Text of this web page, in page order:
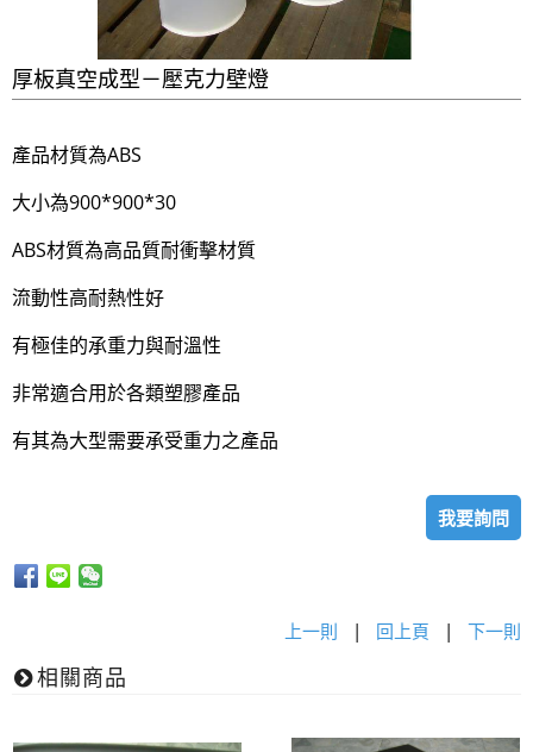
厚板真空成型－壓克力壁燈
產品材質為ABS
大小為900*900*30
ABS材質為高品質耐衝擊材質
流動性高耐熱性好
有極佳的承重力與耐溫性
非常適合用於各類塑膠產品
有其為大型需要承受重力之產品
我要詢問
上一則 | 回上頁 | 下一則
相關商品